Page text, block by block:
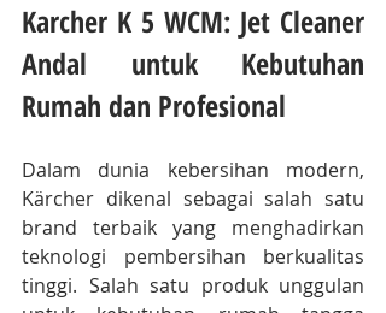
Karcher K 5 WCM: Jet Cleaner
Andal untuk Kebutuhan
Rumah dan Profesional
Dalam dunia kebersihan modern,
Kärcher dikenal sebagai salah satu
brand terbaik yang menghadirkan
teknologi pembersihan berkualitas
tinggi. Salah satu produk unggulan